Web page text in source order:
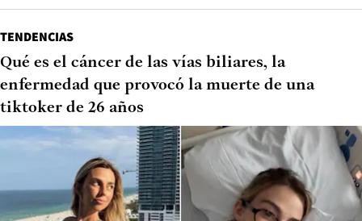
TENDENCIAS
Qué es el cáncer de las vías biliares, la
enfermedad que provocó la muerte de una
tiktoker de 26 años